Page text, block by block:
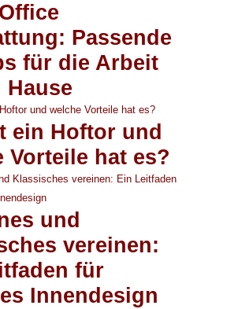
Passende
für die Arbeit
Hause
ein Hoftor und
Vorteile hat es?
und
vereinen:
für
Innendesign